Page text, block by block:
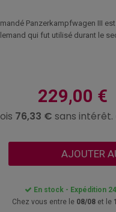
Panzerkampfwagen III
qui fut utilisé durant le
229,00 €
AJOUTER
En stock - Expédition
Chez vous entre le 08/08 et le